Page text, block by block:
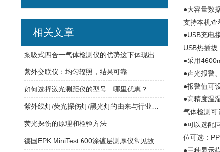
●大容量数
支持本机查
●USB充电
USB热插
●采用
●声光报警
●报警值可
●高精度温
气体检测可
●可以选配
位可选：
●三种显示
相关文章
紫外交联仪：均匀辐照，结果可靠
如何选择激光测距仪的型号，哪里优惠？
荧光探伤的原理和检验方法